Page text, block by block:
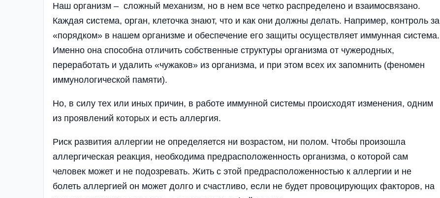
Наш организм – сложный механизм, но в нем все четко распределено и взаимосвязано.
Каждая система, орган, клеточка знают, что и как они должны делать. Например, контроль за
«порядком» в нашем организме и обеспечение его защи­ты осуществляет иммунная система.
Именно она способна отличить собственные структуры организма от чужеродных,
переработать и удалить «чужаков» из организма, и при этом всех их запомнить (феномен
иммунологической памяти).
Но, в силу тех или иных причин, в работе иммунной системы происходят изменения, одним
из проявлений которых и есть аллергия.
Риск развития аллергии не опре­деляется ни возрастом, ни полом­. Чтобы произошла
аллергическая реакция, необходима предрасположенность организма, о которой сам
человек может и не подозревать. Жить с этой предрасположенностью к аллергии и не
болеть аллергией он может долго и счастливо, если не будет провоцирующих факторов, на